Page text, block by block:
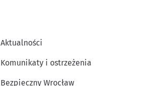
Aktualności
Komunikaty i ostrzeżenia
Bezpieczny Wrocław